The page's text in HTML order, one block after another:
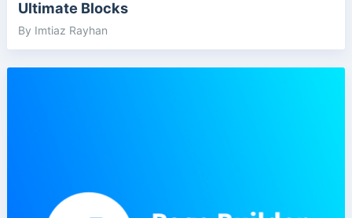
Ultimate Blocks
By Imtiaz Rayhan